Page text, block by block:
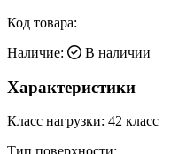
Код товара:
Наличие:
В наличии
Характеристики
Класс нагрузки: 42 класс